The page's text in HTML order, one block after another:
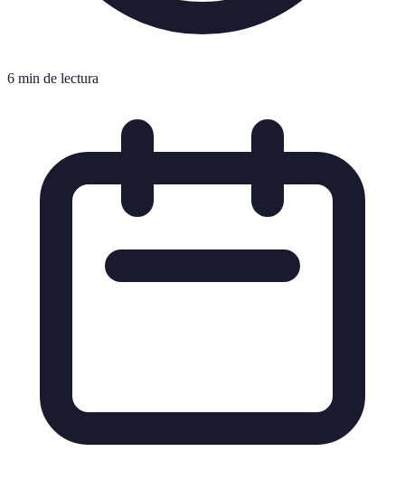
6 min de lectura